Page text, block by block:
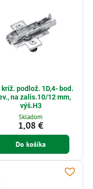
kríž. podlož. 1D,4- bod.
na zalis.10/12 mm,
výš.H3
Skladom
1,08 €
Do košíka